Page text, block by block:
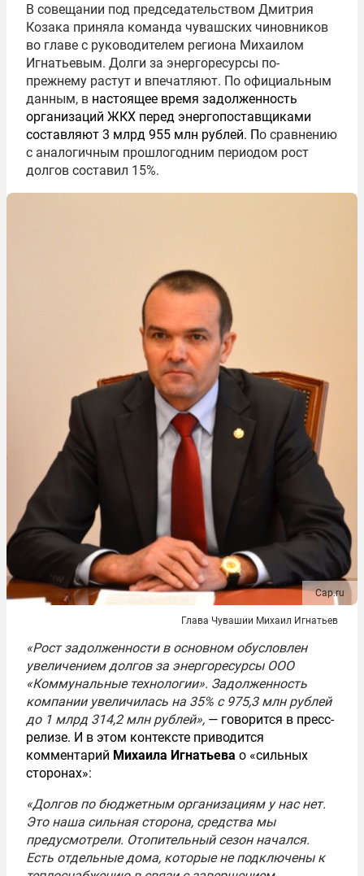
В совещании под председательством Дмитрия
Козака приняла команда чувашских чиновников
во главе с руководителем региона Михаилом
Игнатьевым. Долги за энергоресурсы по-
прежнему растут и впечатляют. По официальным
данным, в настоящее время задолженность
организаций ЖКХ перед энергопоставщиками
составляют 3 млрд 955 млн рублей. По сравнению
с аналогичным прошлогодним периодом рост
долгов составил 15%.
Cap.ru
Глава Чувашии Михаил Игнатьев
«Рост задолженности в основном обусловлен
увеличением долгов за энергоресурсы ООО
«Коммунальные технологии». Задолженность
компании увеличилась на 35% с 975,3 млн рублей
до 1 млрд 314,2 млн рублей», — говорится в пресс-
релизе. И в этом контексте приводится
комментарий Михаила Игнатьева о «сильных
сторонах»:
«Долгов по бюджетным организациям у нас нет.
Это наша сильная сторона, средства мы
предусмотрели. Отопительный сезон начался.
Есть отдельные дома, которые не подключены к